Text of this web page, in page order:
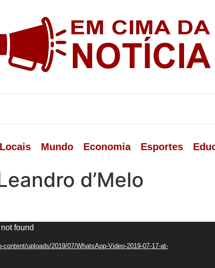
Locais Mundo Economia Esportes
d’Melo
found
uploads/2019/07/WhatsApp-Video-2019-07-17-at-